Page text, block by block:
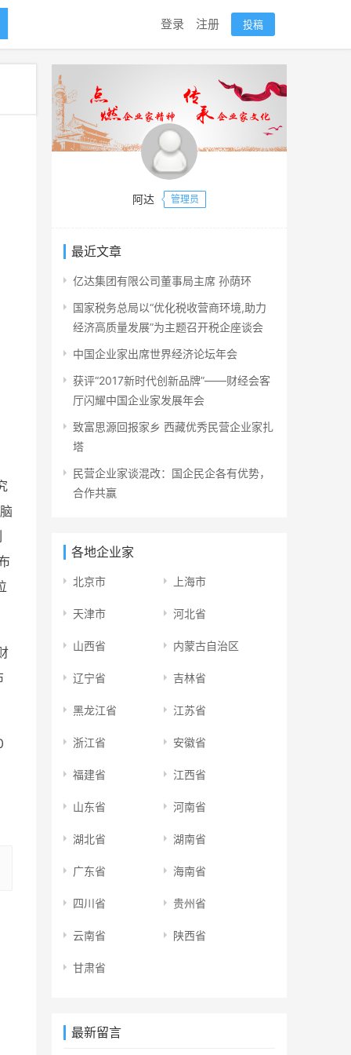
登录 注册 投稿
阿达 管理员
最近文章
亿达集团有限公司董事局主席 孙荫环
国家税务总局以“优化税收营商环境,助力
经济高质量发展”为主题召开税企座谈会
中国企业家出席世界经济论坛年会
获评“2017新时代创新品牌”——财经会客
厅闪耀中国企业家发展年会
致富思源回报家乡 西藏优秀民营企业家扎
塔
民营企业家谈混改：国企民企各有优势，
合作共赢
各地企业家
北京市 上海市
天津市 河北省
山西省 内蒙古自治区
辽宁省 吉林省
黑龙江省 江苏省
浙江省 安徽省
福建省 江西省
山东省 河南省
湖北省 湖南省
广东省 海南省
四川省 贵州省
云南省 陕西省
甘肃省
最新留言